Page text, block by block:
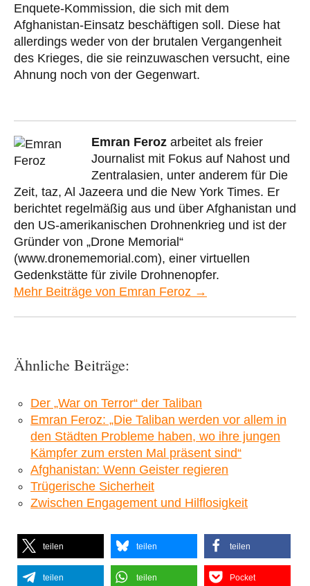
Enquete-Kommission, die sich mit dem
Afghanistan-Einsatz beschäftigen soll. Diese hat
allerdings weder von der brutalen Vergangenheit
des Krieges, die sie reinzuwaschen versucht, eine
Ahnung noch von der Gegenwart.
Emran Feroz arbeitet als freier
Journalist mit Fokus auf Nahost und
Zentralasien, unter anderem für Die
Zeit, taz, Al Jazeera und die New York Times. Er
berichtet regelmäßig aus und über Afghanistan und
den US-amerikanischen Drohnenkrieg und ist der
Gründer von „Drone Memorial“
(www.dronememorial.com), einer virtuellen
Gedenkstätte für zivile Drohnenopfer.
Mehr Beiträge von Emran Feroz →
Ähnliche Beiträge:
Der „War on Terror“ der Taliban
Emran Feroz: „Die Taliban werden vor allem in
den Städten Probleme haben, wo ihre jungen
Kämpfer zum ersten Mal präsent sind“
Afghanistan: Wenn Geister regieren
Trügerische Sicherheit
Zwischen Engagement und Hilflosigkeit
teilen teilen teilen
teilen teilen Pocket